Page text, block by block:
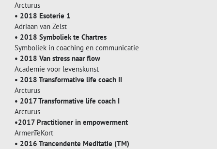
Arcturus
• 2018 Esoterie 1
Adriaan van Zelst
• 2018 Symboliek te Chartres
Symboliek in coaching en communicatie
• 2018 Van stress naar flow
Academie voor levenskunst
• 2018 Transformative life coach II
Arcturus
• 2017 Transformative life coach I
Arcturus
•2017 Practitioner in empowerment
ArmenTeKort
• 2016 Trancendente Meditatie (TM)